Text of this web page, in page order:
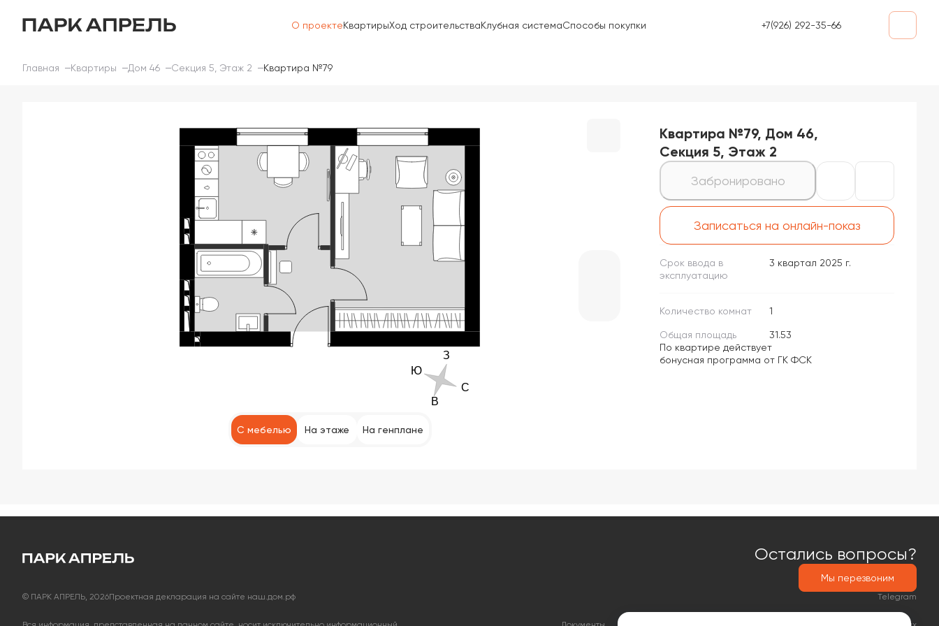
О проектеКвартирыХод строительстваКлубная системаСпособы покупки +7(926) 292-35-66
Главная Квартиры Дом 46 Секция 5, Этаж 2 Квартира №79
С мебелью На этаже На генплане
Квартира №79, Дом 46,
Секция 5, Этаж 2
Забронировано
Записаться на онлайн-показ
Срок ввода в
эксплуатацию
3 квартал 2025 г.
Количество комнат 1
Общая площадь
31.53
По квартире действует
бонусная программа от ГК ФСК
© ПАРК АПРЕЛЬ, 2026Проектная декларация на сайте наш.дом.рф
Остались вопросы?
Мы перезвоним
Telegram